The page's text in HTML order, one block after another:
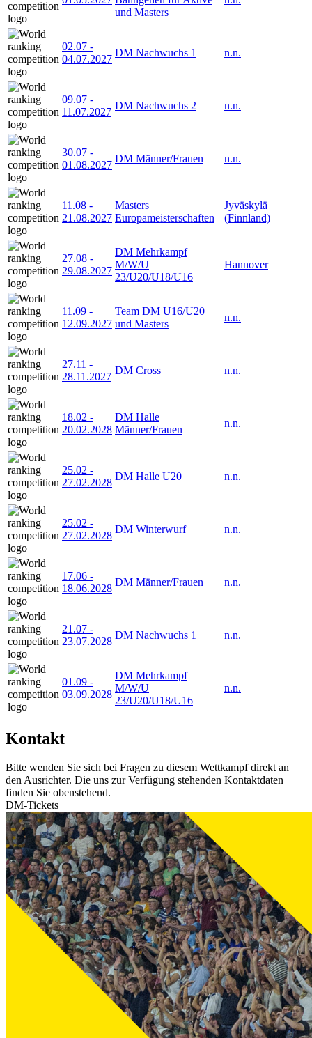
und Masters
02.07 -
04.07.2027
DM Nachwuchs 1 n.n.
09.07 -
11.07.2027
DM Nachwuchs 2 n.n.
30.07 -
01.08.2027
DM Männer/Frauen n.n.
11.08 -
21.08.2027
Masters
Europameisterschaften
Jyväskylä
(Finnland)
27.08 -
29.08.2027
DM Mehrkampf
M/W/U
23/U20/U18/U16
Hannover
11.09 -
12.09.2027
Team DM U16/U20
und Masters
n.n.
27.11 -
28.11.2027
DM Cross n.n.
18.02 -
20.02.2028
DM Halle
Männer/Frauen
n.n.
25.02 -
27.02.2028
DM Halle U20 n.n.
25.02 -
27.02.2028
DM Winterwurf n.n.
17.06 -
18.06.2028
DM Männer/Frauen n.n.
21.07 -
23.07.2028
DM Nachwuchs 1 n.n.
01.09 -
03.09.2028
DM Mehrkampf
M/W/U
23/U20/U18/U16
n.n.
Kontakt
Bitte wenden Sie sich bei Fragen zu diesem Wettkampf direkt an
den Ausrichter. Die uns zur Verfügung stehenden Kontaktdaten
finden Sie obenstehend.
DM-Tickets